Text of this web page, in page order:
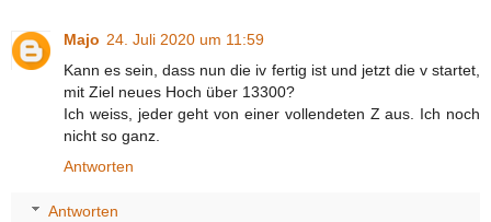
Majo 24. Juli 2020 um 11:59
Kann es sein, dass nun die iv fertig ist und jetzt die v startet,
mit Ziel neues Hoch über 13300?
Ich weiss, jeder geht von einer vollendeten Z aus. Ich noch
nicht so ganz.
Antworten
Antworten